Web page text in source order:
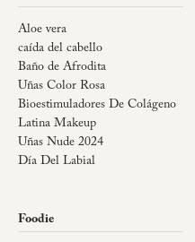
Aloe vera
caída del cabello
Baño de Afrodita
Uñas Color Rosa
Bioestimuladores De Colágeno
Latina Makeup
Uñas Nude 2024
Día Del Labial
Foodie